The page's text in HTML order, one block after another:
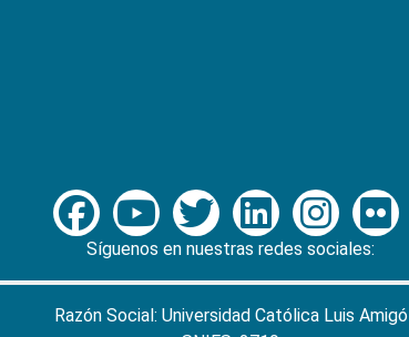
Síguenos en nuestras redes sociales:
Razón Social: Universidad Católica Luis Amigó